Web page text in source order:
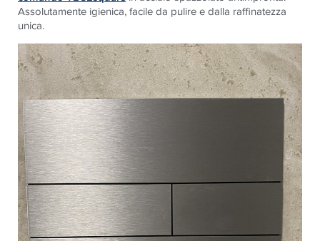
Assolutamente igienica, facile da pulire e dalla raffinatezza
unica.